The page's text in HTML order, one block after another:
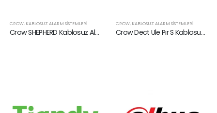
CROW,KABLOSUZ ALARM SISTEMLERI